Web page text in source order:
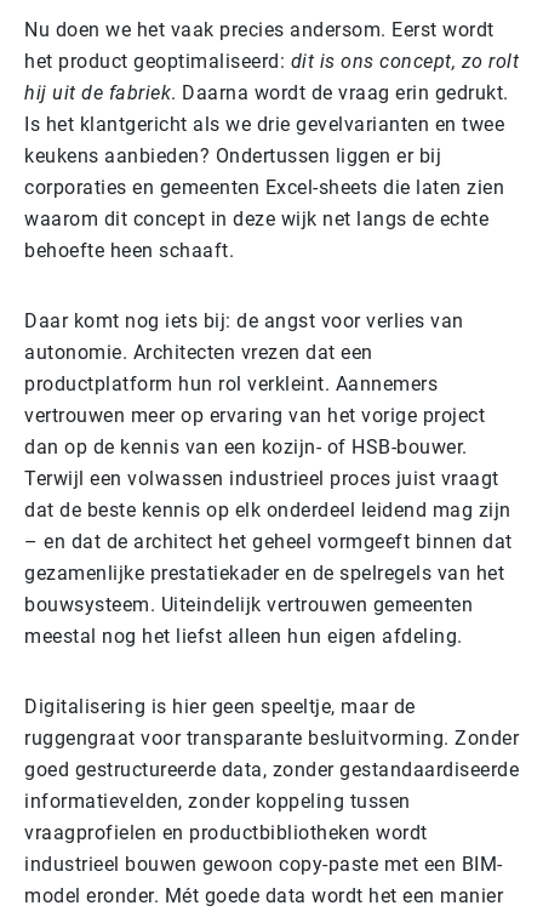
Nu doen we het vaak precies andersom. Eerst wordt
het product geoptimaliseerd: dit is ons concept, zo rolt
hij uit de fabriek. Daarna wordt de vraag erin gedrukt.
Is het klantgericht als we drie gevelvarianten en twee
keukens aanbieden? Ondertussen liggen er bij
corporaties en gemeenten Excel-sheets die laten zien
waarom dit concept in deze wijk net langs de echte
behoefte heen schaaft.
Daar komt nog iets bij: de angst voor verlies van
autonomie. Architecten vrezen dat een
productplatform hun rol verkleint. Aannemers
vertrouwen meer op ervaring van het vorige project
dan op de kennis van een kozijn- of HSB-bouwer.
Terwijl een volwassen industrieel proces juist vraagt
dat de beste kennis op elk onderdeel leidend mag zijn
– en dat de architect het geheel vormgeeft binnen dat
gezamenlijke prestatiekader en de spelregels van het
bouwsysteem. Uiteindelijk vertrouwen gemeenten
meestal nog het liefst alleen hun eigen afdeling.
Digitalisering is hier geen speeltje, maar de
ruggengraat voor transparante besluitvorming. Zonder
goed gestructureerde data, zonder gestandaardiseerde
informatievelden, zonder koppeling tussen
vraagprofielen en productbibliotheken wordt
industrieel bouwen gewoon copy-paste met een BIM-
model eronder. Mét goede data wordt het een manier